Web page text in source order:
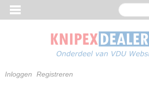
Inloggen Registreren